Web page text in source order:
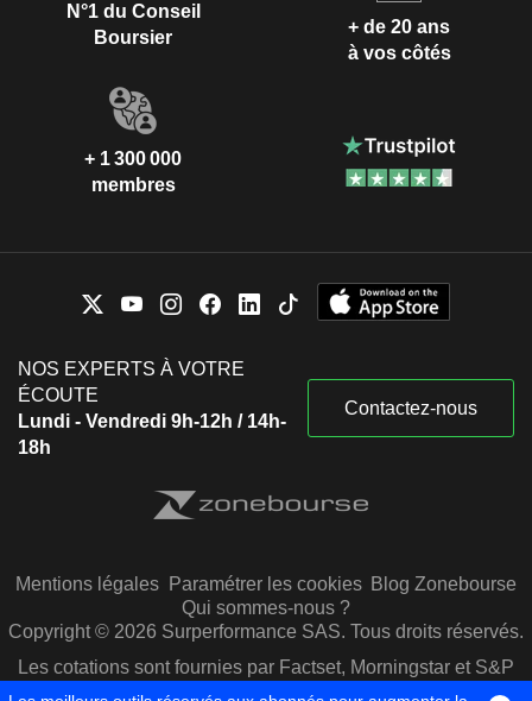
N°1 du Conseil
Boursier
+ de 20 ans
à vos côtés
+ 1 300 000
membres
NOS EXPERTS À VOTRE
ÉCOUTE
Lundi - Vendredi 9h-12h / 14h-
18h
Contactez-nous
Mentions légales Paramétrer les cookies Blog Zonebourse
Qui sommes-nous ?
Copyright © 2026 Surperformance SAS. Tous droits réservés.
Les cotations sont fournies par Factset, Morningstar et S&P
Capital IQ